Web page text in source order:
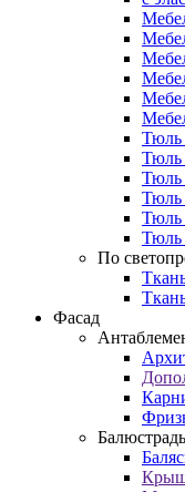
Тюль
Тюль
Тюль
Тюль
Тюль
Тюль
По
Фасад